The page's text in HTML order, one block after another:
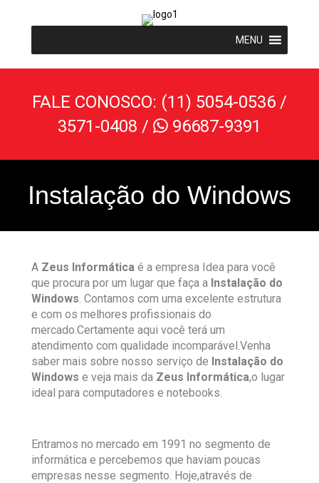
MENU
FALE CONOSCO: (11) 5054-0536 /
3571-0408 /  96687-9391
Instalação do Windows
A Zeus Informática é a empresa Idea para você
que procura por um lugar que faça a Instalação do
Windows. Contamos com uma excelente estrutura
e com os melhores profissionais do
mercado.Certamente aqui você terá um
atendimento com qualidade incomparável.Venha
saber mais sobre nosso serviço de Instalação do
Windows e veja mais da Zeus Informática,o lugar
ideal para computadores e notebooks.
Entramos no mercado em 1991 no segmento de
informática e percebemos que haviam poucas
empresas nesse segmento. Hoje,através de